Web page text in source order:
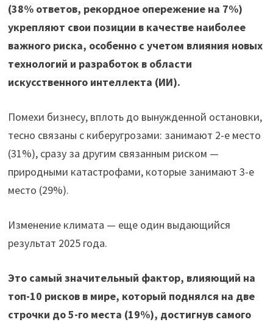
(38% ответов, рекордное опережение на 7%)
укрепляют свои позиции в качестве наиболее
важного риска, особенно с учетом влияния новых
технологий и разработок в области
искусственного интеллекта (ИИ).
Помехи бизнесу, вплоть до вынужденной остановки,
тесно связаны с киберугрозами: занимают 2-е место
(31%), сразу за другим связанным риском —
природными катастрофами, которые занимают 3-е
место (29%).
Изменение климата — еще один выдающийся
результат 2025 года.
Это самый значительный фактор, влияющий на
топ-10 рисков в мире, который поднялся на две
строчки до 5-го места (19%), достигнув самого